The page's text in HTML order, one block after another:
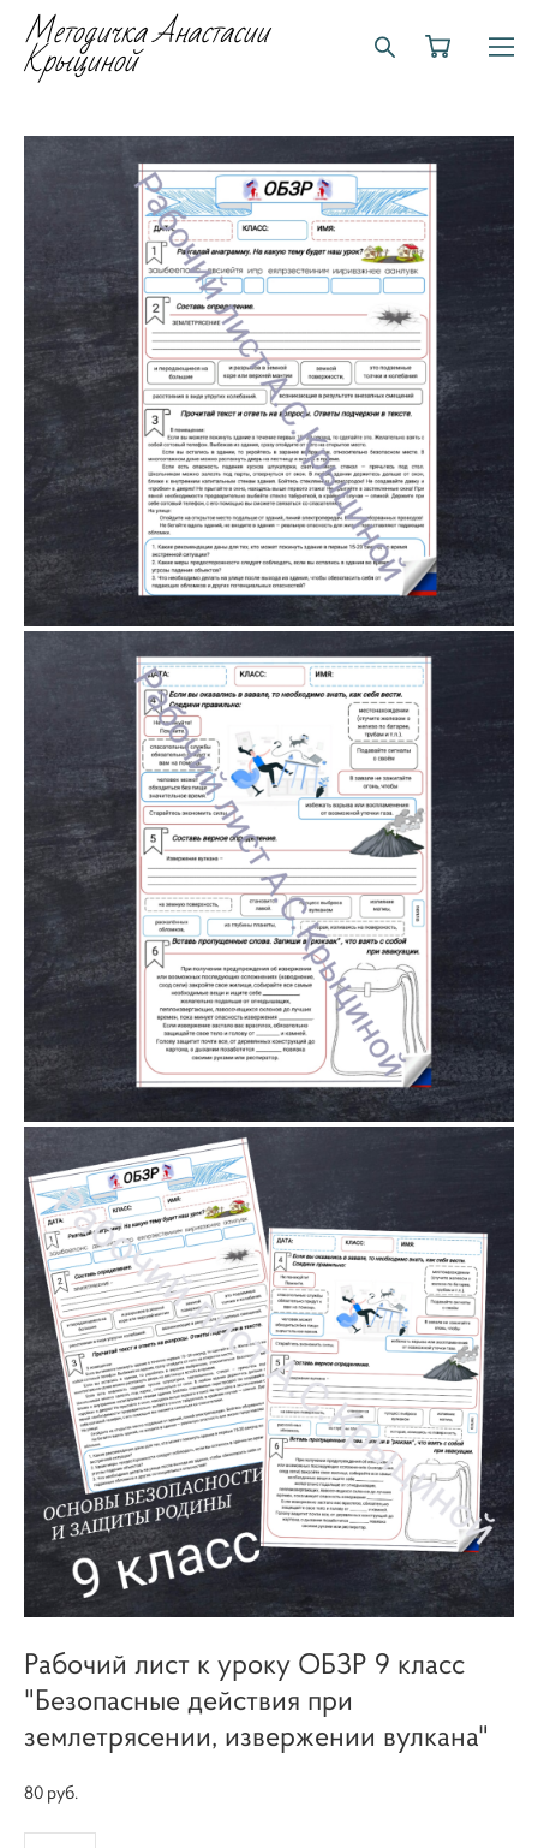
Методичка Анастасии
Крыциной
Рабочий лист к уроку ОБЗР 9 класс
"Безопасные действия при
землетрясении, извержении вулкана"
80 pуб.